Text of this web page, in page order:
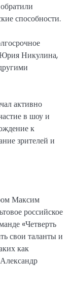
способности.
Юрия Никулина,
активно
в шоу и
к
зрителей и
Максим
российское
«Четверть
свои таланты и
как